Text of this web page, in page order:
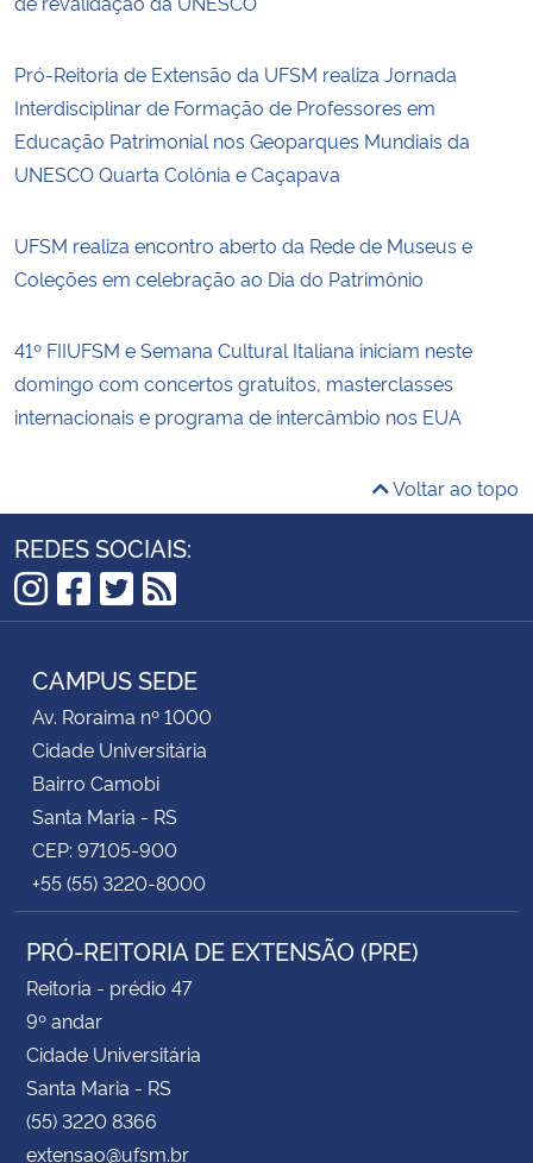
Pró-Reitoria de Extensão da UFSM realiza Jornada
Interdisciplinar de Formação de Professores em
Educação Patrimonial nos Geoparques Mundiais da
UNESCO Quarta Colônia e Caçapava
UFSM realiza encontro aberto da Rede de Museus e
Coleções em celebração ao Dia do Patrimônio
41º FIIUFSM e Semana Cultural Italiana iniciam neste
domingo com concertos gratuitos, masterclasses
internacionais e programa de intercâmbio nos EUA
Voltar ao topo
REDES SOCIAIS:
Instagram
Facebook
Twitter
RSS
CAMPUS SEDE
Av. Roraima nº 1000
Cidade Universitária
Bairro Camobi
Santa Maria - RS
CEP: 97105-900
+55 (55) 3220-8000
PRÓ-REITORIA DE EXTENSÃO (PRE)
Reitoria - prédio 47
9º andar
Cidade Universitária
Santa Maria - RS
(55) 3220 8366
extensao@ufsm.br